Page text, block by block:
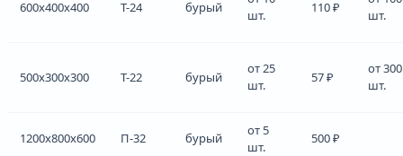
600x400x400 Т-24 бурый
шт.
110 ₽
шт.
500x300x300 Т-22 бурый
от 25
шт.
57 ₽
от 300
шт.
1200x800x600 П-32 бурый
от 5
шт.
500 ₽